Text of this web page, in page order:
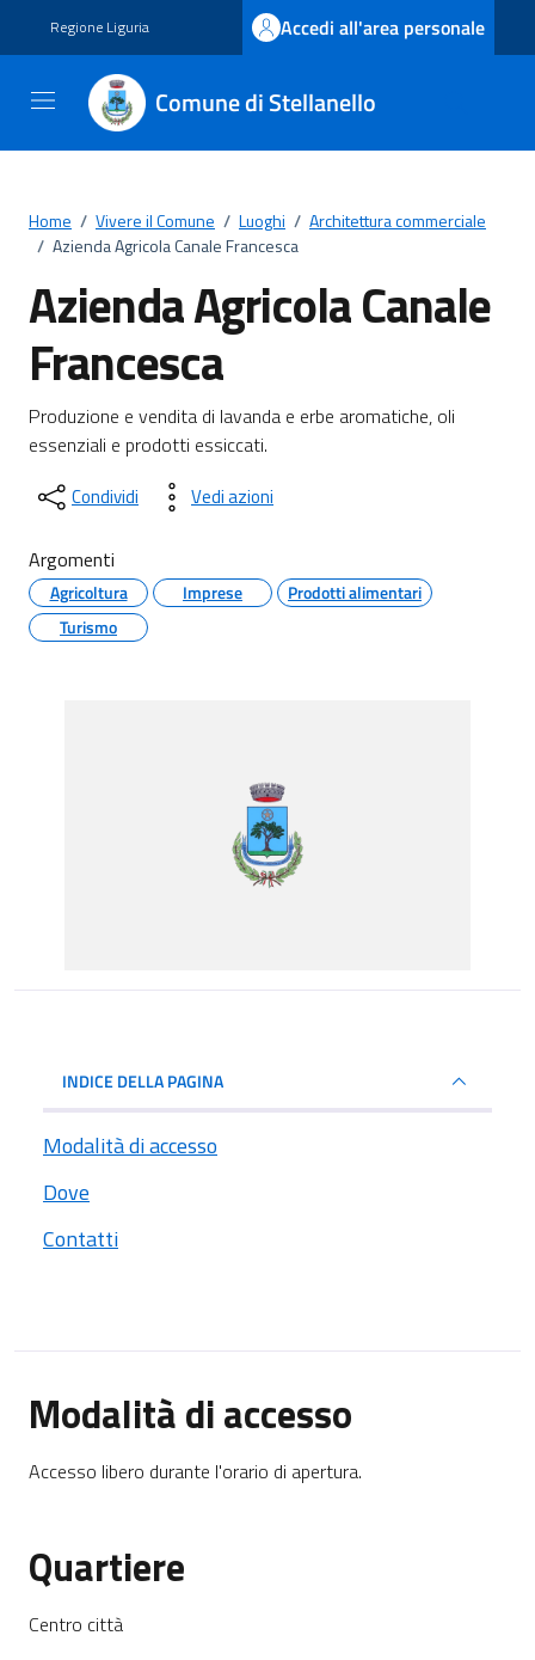
Regione Liguria Accedi all'area personale
Comune di Stellanello
Home / Vivere il Comune / Luoghi / Architettura commerciale
/ Azienda Agricola Canale Francesca
Azienda Agricola Canale
Francesca
Produzione e vendita di lavanda e erbe aromatiche, oli
essenziali e prodotti essiccati.
Condividi Vedi azioni
Argomenti
Agricoltura Imprese
Prodotti alimentari
Turismo
INDICE DELLA PAGINA
Modalità di accesso
Dove
Contatti
Modalità di accesso
Accesso libero durante l'orario di apertura.
Quartiere
Centro città